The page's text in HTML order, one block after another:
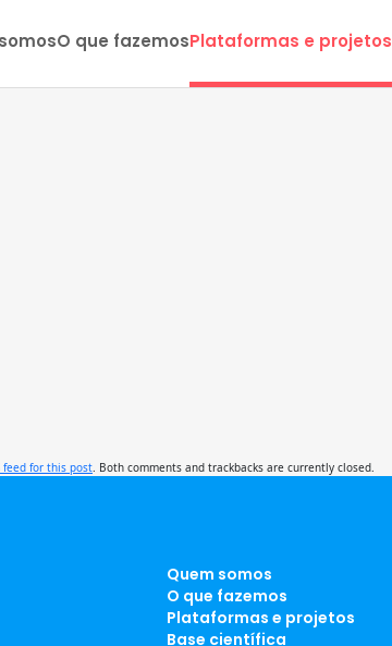
O que fazemosPlataformas e projetos
feed for this post . Both comments and trackbacks are currently closed.
Quem somos
O que fazemos
Plataformas e projetos
Base científica